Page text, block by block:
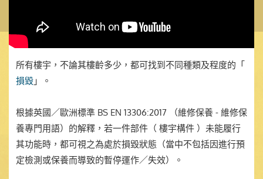
所有樓宇，不論其樓齡多少，都可找到不同種類及程度的「
損毀」。
根據英國／歐洲標準 BS EN 13306:2017 （維修保養 - 維修保
養專門用語）的解釋，若一件部件（ 樓宇構件 ）未能履行
其功能時，都可視之為處於損毀狀態（當中不包括因進行預
定檢測或保養而導致的暫停運作／失效）。